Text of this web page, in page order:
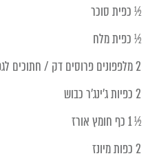
½ כפית סוכר
½ כפית מלח
2 מלפפונים פרוסים דק / חתוכים לגפרורים
2 כפיות ג'ינג'ר כבוש
½ 1 כף חומץ אורז
2 כפות מיונז